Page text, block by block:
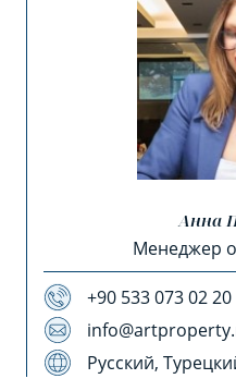
Анна
Менеджер
+90 533 073 02 20
Русский,